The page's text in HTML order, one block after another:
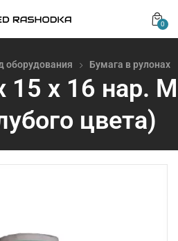
0
оборудования Бумага в рулонах
15 х 16 нар. М
цвета)